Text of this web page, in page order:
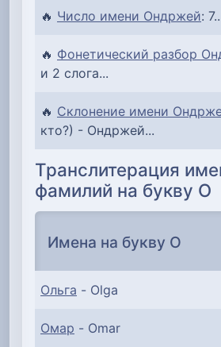
🔥 Число имени Ондржей:
🔥 Фонетический разбор
и 2 слога...
🔥 Склонение имени
кто?) - Ондржей...
Транслитерация
фамилий на букву О
Имена на букву О
Ольга - Olga
Омар - Omar